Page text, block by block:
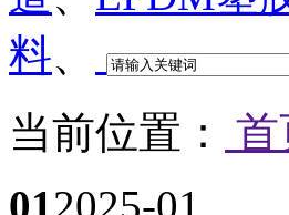
料、
当前位置：
首
012025-01